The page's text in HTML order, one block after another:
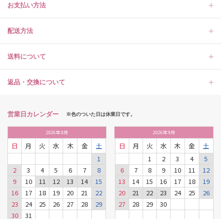
お支払い方法
配送方法
送料について
返品・交換について
営業日カレンダー ※色のついた日は休業日です。
2026年8月
日 月 火 水 木 金
土
1
2
3 4 5 6 7
8
9
10 11 12 13 14
15
16
17 18 19 20 21
22
23
24 25 26 27 28
29
30
31
2026年9月
日 月 火 水 木 金
土
1
2 3 4
5
6
7 8 9 10 11
12
13
14 15 16 17 18
19
20
21 22 23 24 25
26
27
28 29 30